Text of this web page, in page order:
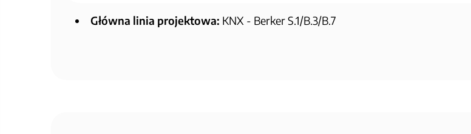
Główna linia projektowa: KNX - Berker S.1/B.3/B.7